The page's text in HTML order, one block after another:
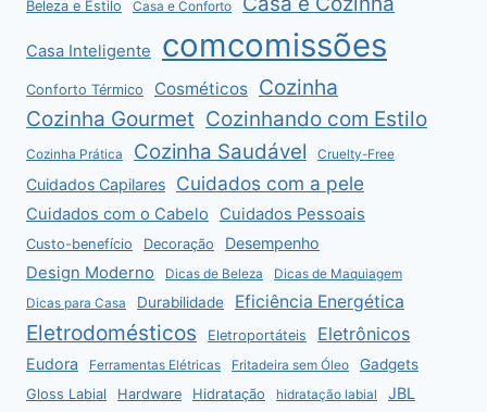
Beleza e Estilo Casa e Conforto
Casa Inteligente comcomissões
Conforto Térmico Cosméticos Cozinha
Cozinha Gourmet Cozinhando com Estilo
Cozinha Prática Cozinha Saudável Cruelty-Free
Cuidados Capilares Cuidados com a pele
Cuidados com o Cabelo Cuidados Pessoais
Custo-benefício Decoração Desempenho
Design Moderno Dicas de Beleza
Dicas de Maquiagem
Dicas para Casa
Durabilidade Eficiência Energética
Eletrodomésticos Eletroportáteis Eletrônicos
Eudora Ferramentas Elétricas Fritadeira sem Óleo Gadgets
Gloss Labial Hardware Hidratação hidratação labial JBL